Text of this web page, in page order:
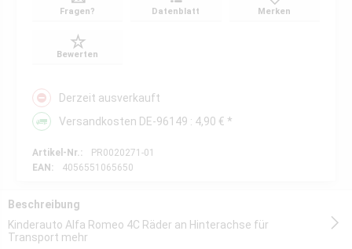
Fragen? Datenblatt Merken
Bewerten
Derzeit ausverkauft
Versandkosten DE-96149 : 4,90 € *
Artikel-Nr.:
PR0020271-01
EAN:
4056551065650
Beschreibung
Kinderauto Alfa Romeo 4C Räder an Hinterachse für
Transport mehr